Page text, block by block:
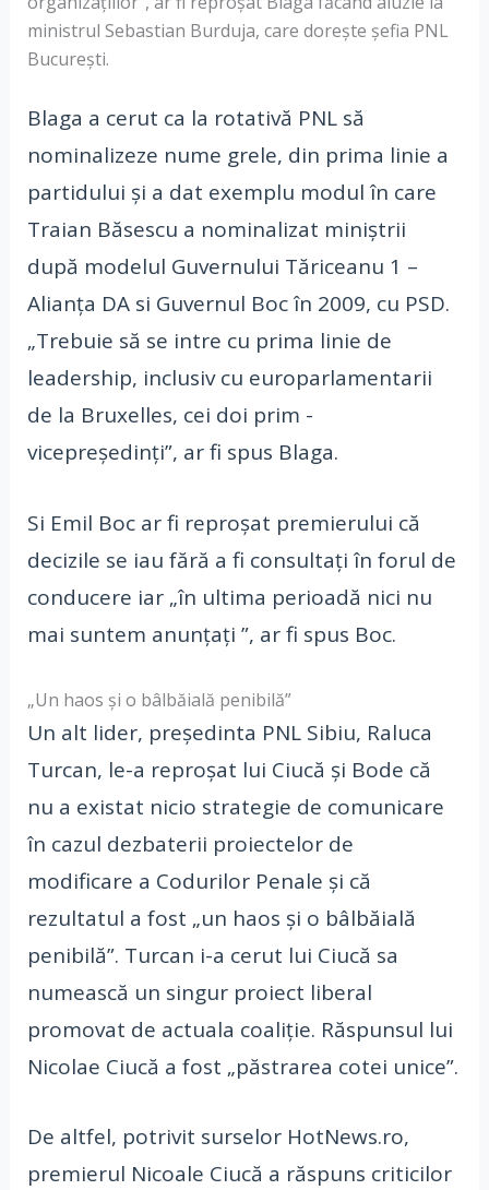
ministrul Sebastian Burduja, care dorește șefia PNL
București.
Blaga a cerut ca la rotativă PNL să
nominalizeze nume grele, din prima linie a
partidului și a dat exemplu modul în care
Traian Băsescu a nominalizat miniștrii
după modelul Guvernului Tăriceanu 1 –
Alianța DA si Guvernul Boc în 2009, cu PSD.
„Trebuie să se intre cu prima linie de
leadership, inclusiv cu europarlamentarii
de la Bruxelles, cei doi prim -
vicepreședinți”, ar fi spus Blaga.
Si Emil Boc ar fi reproșat premierului că
decizile se iau fără a fi consultați în forul de
conducere iar „în ultima perioadă nici nu
mai suntem anunțați ”, ar fi spus Boc.
„Un haos și o bâlbăială penibilă”
Un alt lider, președinta PNL Sibiu, Raluca
Turcan, le-a reproșat lui Ciucă și Bode că
nu a existat nicio strategie de comunicare
în cazul dezbaterii proiectelor de
modificare a Codurilor Penale și că
rezultatul a fost „un haos și o bâlbăială
penibilă”. Turcan i-a cerut lui Ciucă sa
numească un singur proiect liberal
promovat de actuala coaliție. Răspunsul lui
Nicolae Ciucă a fost „păstrarea cotei unice”.
De altfel, potrivit surselor HotNews.ro,
premierul Nicoale Ciucă a răspuns criticilor